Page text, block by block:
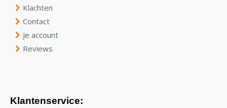
Klachten
Contact
Je account
Reviews
Klantenservice: